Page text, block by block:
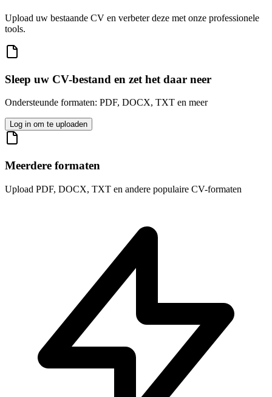
Upload uw bestaande CV en verbeter deze met onze professionele
tools.
Sleep uw CV-bestand en zet het daar neer
Ondersteunde formaten: PDF, DOCX, TXT en meer
Log in om te uploaden
Meerdere formaten
Upload PDF, DOCX, TXT en andere populaire CV-formaten